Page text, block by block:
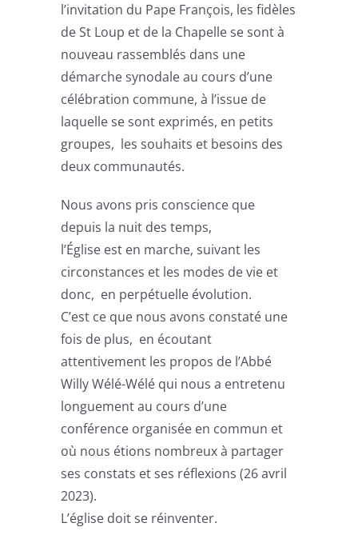
l’invitation du Pape François, les fidèles
de St Loup et de la Chapelle se sont à
nouveau rassemblés dans une
démarche synodale au cours d’une
célébration commune, à l’issue de
laquelle se sont exprimés, en petits
groupes, les souhaits et besoins des
deux communautés.
Nous avons pris conscience que
depuis la nuit des temps,
l’Église est en marche, suivant les
circonstances et les modes de vie et
donc, en perpétuelle évolution.
C’est ce que nous avons constaté une
fois de plus, en écoutant
attentivement les propos de l’Abbé
Willy Wélé-Wélé qui nous a entretenu
longuement au cours d’une
conférence organisée en commun et
où nous étions nombreux à partager
ses constats et ses réflexions (26 avril
2023).
L’église doit se réinventer.